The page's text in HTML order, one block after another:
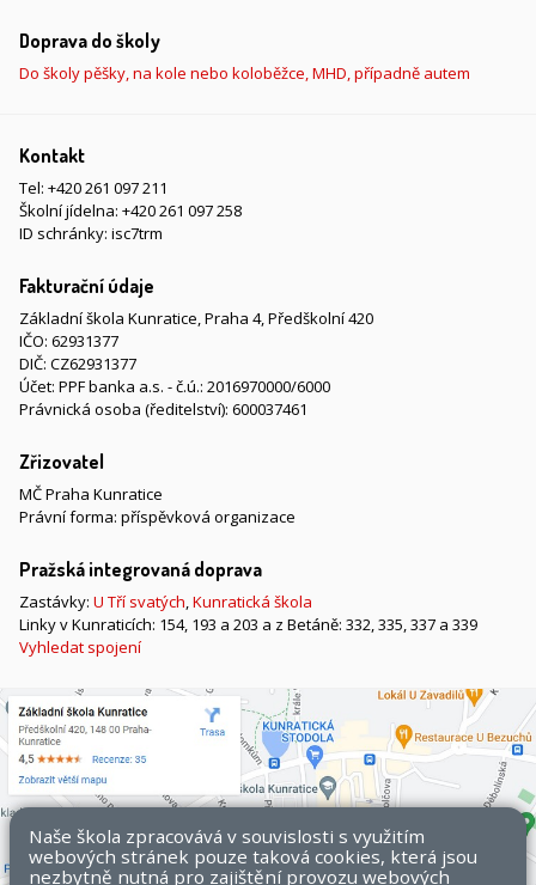
Doprava do školy
Do školy pěšky, na kole nebo koloběžce, MHD, případně autem
Kontakt
Tel: +420 261 097 211
Školní jídelna: +420 261 097 258
ID schránky: isc7trm
Fakturační údaje
Základní škola Kunratice, Praha 4, Předškolní 420
IČO: 62931377
DIČ: CZ62931377
Účet: PPF banka a.s. - č.ú.: 2016970000/6000
Právnická osoba (ředitelství): 600037461
Zřizovatel
MČ Praha Kunratice
Právní forma: příspěvková organizace
Pražská integrovaná doprava
Zastávky: U Tří svatých,Kunratická škola
Linky v Kunraticích: 154, 193 a 203 a z Betáně: 332, 335, 337 a 339
Vyhledat spojení
Naše škola zpracovává v souvislosti s využitím
webových stránek pouze taková cookies, která jsou
nezbytně nutná pro zajištění provozu webových